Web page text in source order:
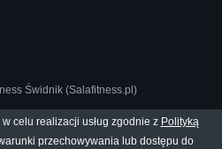
celu realizacji usług zgodnie z Polityką
przechowywania lub dostępu do
Świdnik (Salafitness.pl)